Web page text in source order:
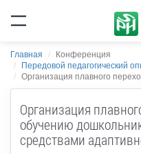
Главная
Конференция
Передовой педагогический
Организация плавного
Организация
обучению
средствами